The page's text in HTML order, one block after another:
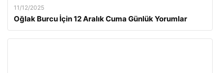
11/12/2025
Oğlak Burcu İçin 12 Aralık Cuma Günlük Yorumlar